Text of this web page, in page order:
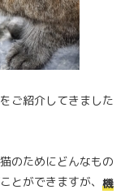
ご紹介してきました
のためにどんなもの
とができますが、 機